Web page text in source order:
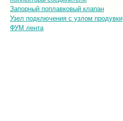
Запорный поплавковый клапан
Узел подключения с узлом продувки
ФУМ лента